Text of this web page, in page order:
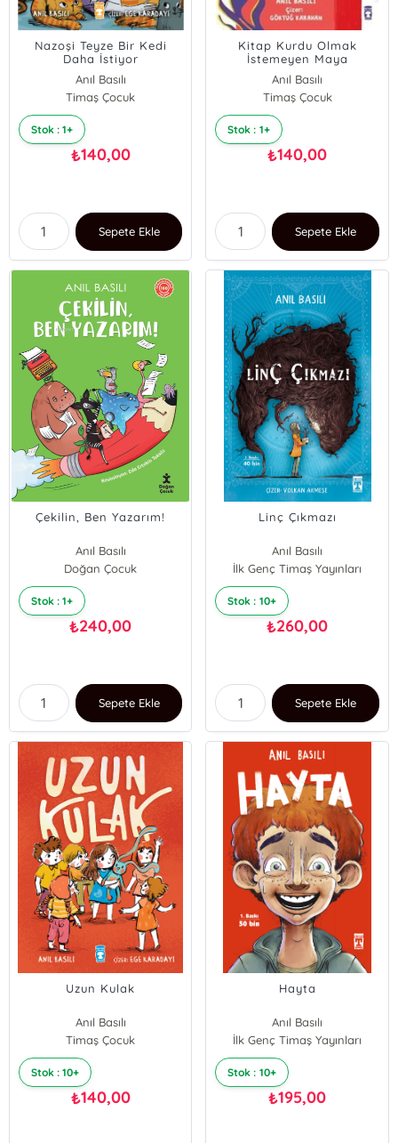
Nazoşi Teyze Bir Kedi
Daha İstiyor
Anıl Basılı
Timaş Çocuk
Stok : 1+
₺140,00
Sepete Ekle
Kitap Kurdu Olmak
İstemeyen Maya
Anıl Basılı
Timaş Çocuk
Stok : 1+
₺140,00
Sepete Ekle
Çekilin, Ben Yazarım!
Anıl Basılı
Doğan Çocuk
Stok : 1+
₺240,00
Sepete Ekle
Linç Çıkmazı
Anıl Basılı
İlk Genç Timaş Yayınları
Stok : 10+
₺260,00
Sepete Ekle
Uzun Kulak
Anıl Basılı
Timaş Çocuk
Stok : 10+
₺140,00
Hayta
Anıl Basılı
İlk Genç Timaş Yayınları
Stok : 10+
₺195,00